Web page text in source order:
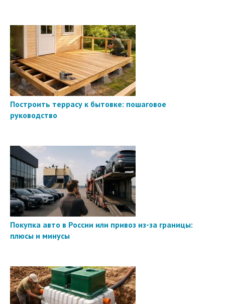
Построить террасу к бытовке: пошаговое
руководство
Покупка авто в России или привоз из-за границы:
плюсы и минусы